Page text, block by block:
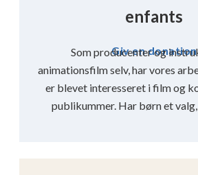
Giv en donation
enfants
Som producenter og
animationsfilm selv, har vores
er blevet interesseret i film og
publikummer. Har børn et valg,